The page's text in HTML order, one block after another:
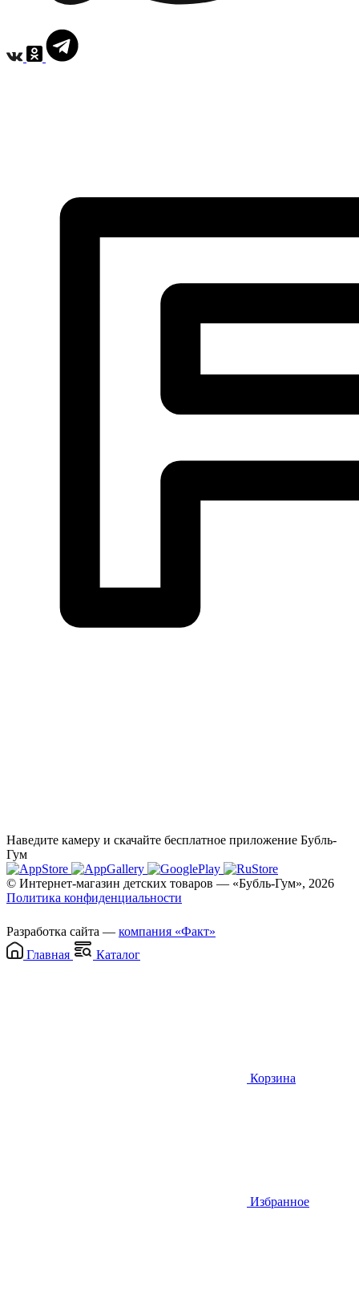
Наведите камеру и скачайте бесплатное приложение Бубль-
Гум
© Интернет-магазин детских товаров — «Бубль-Гум», 2026
Политика конфиденциальности
Разработка сайта — компания «Факт»
Главная
Каталог
Корзина
Избранное